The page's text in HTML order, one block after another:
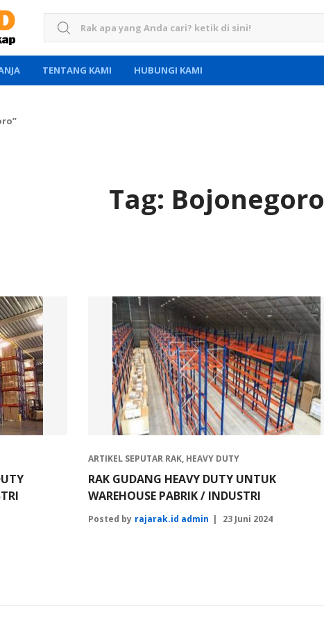
Search for:
TENTANG KAMI HUBUNGI KAMI
Tag: Bojonegoro
ARTIKEL SEPUTAR RAK, HEAVY DUTY
RAK GUDANG HEAVY DUTY UNTUK
WAREHOUSE PABRIK / INDUSTRI
Posted by rajarak.id admin 23 Juni 2024